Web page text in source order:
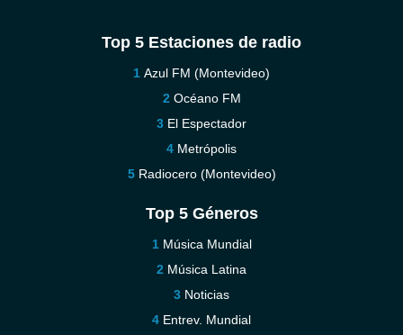
Top 5 Estaciones de radio
Azul FM (Montevideo)
Océano FM
El Espectador
Metrópolis
Radiocero (Montevideo)
Top 5 Géneros
Música Mundial
Música Latina
Noticias
Entrev. Mundial